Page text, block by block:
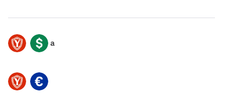
YGG USD a
YGG EUR